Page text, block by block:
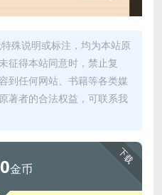
殊说明或标注，均为本站原
征得本站同意时，禁止复
到任何网站、书籍等各类媒
著者的合法权益，可联系我
下载
金币